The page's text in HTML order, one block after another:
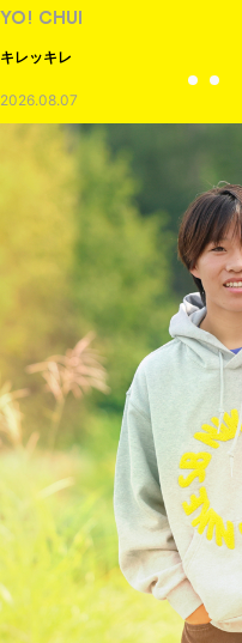
YO! CHUI
キレッキレ
2026.08.07